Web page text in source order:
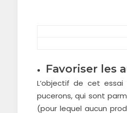
Favoriser les
L’objectif de cet
pucerons, qui sont
(pour lequel aucun